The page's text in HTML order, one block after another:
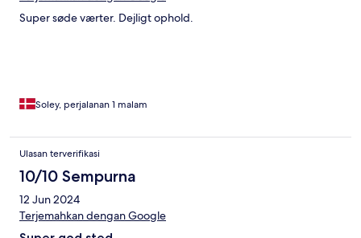
Super søde værter. Dejligt ophold.
Soley, perjalanan 1 malam
Ulasan terverifikasi
10/10 Sempurna
12 Jun 2024
Terjemahkan dengan Google